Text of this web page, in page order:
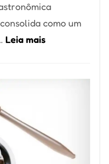
como um
Leia mais:
Culinária
Italiana